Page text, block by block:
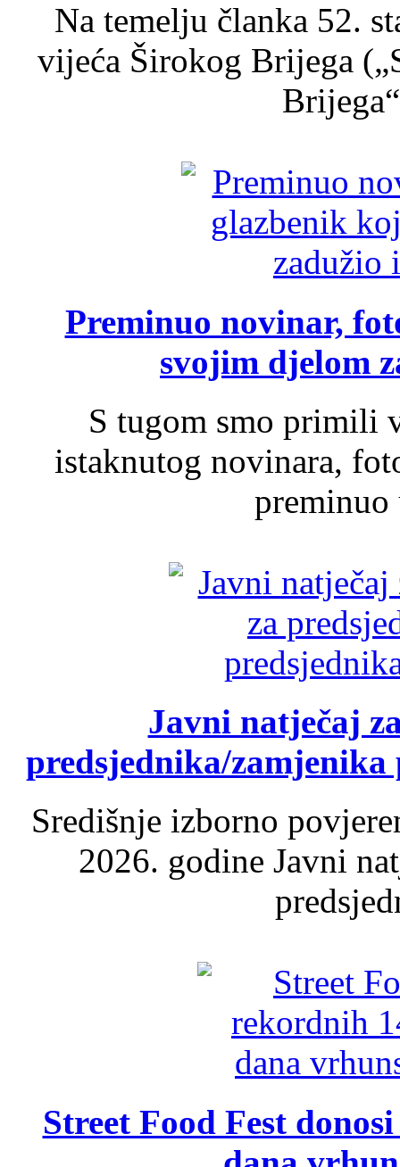
Na temelju članka 52.
vijeća Širokog Brijega
Preminuo novinar,
svojim djelom
S tugom smo primili
istaknutog novinara,
Javni natječaj
predsjednika/
Središnje izborno
2026. godine Javni
Street Food Fest